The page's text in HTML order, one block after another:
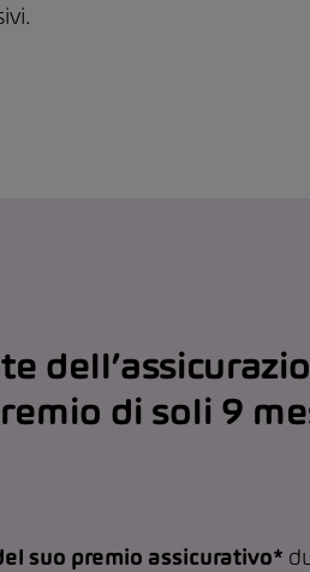
di soli 9
suo premio assicurativo*